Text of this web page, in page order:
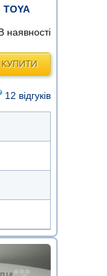
TOYA
наявності
КУПИТИ
12 відгуків